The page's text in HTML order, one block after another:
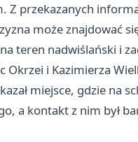
Z przekazanych
może znajdować
teren nadwiślański i
i Kazimierza
miejsce, gdzie na
a kontakt z nim był